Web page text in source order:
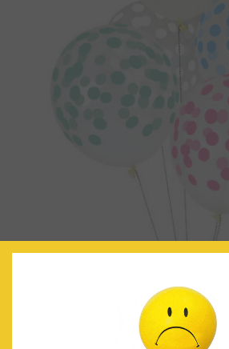
4.90 IVA Incluido
AÑADIR AL CARRITO